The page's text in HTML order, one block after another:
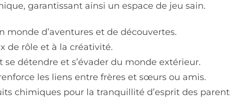
garantissant ainsi un espace de jeu sain.
monde d’aventures et de découvertes.
de rôle et à la créativité.
détendre et s’évader du monde extérieur.
les liens entre frères et sœurs ou amis.
chimiques pour la tranquillité d’esprit des